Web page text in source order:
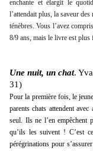
enchante et élargit le
l’attendait plus, la saveur
ténèbres. Vous l’avez
8/9 ans, mais le livre est plus
Une nuit, un chat.
31)
Pour la première fois, le
parents chats attendent
seul. Ils ne l’en
qu’ils les suivent ! C’est
pérégrinations pour